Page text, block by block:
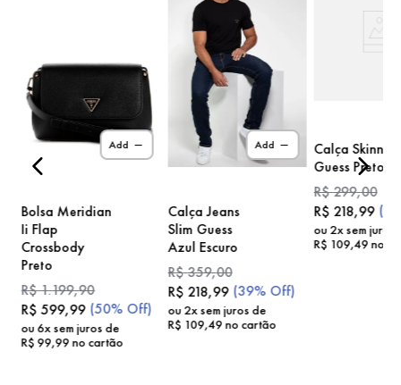
Add
Bolsa Meridian
Ii Flap
Crossbody
Preto
R$1.199,90
R$ 599,99 (50% Off)
ou 6x sem juros de
R$ 99,99no cartão
Add
Calça Jeans
Slim Guess
Azul Escuro
R$359,00
R$ 218,99 (39% Off)
ou2x sem juros de
R$ 109,49no cartão
Calça Skinny
Guess Preto
R$299,00
R$ 218,99 (
ou 2x sem juros
R$ 109,49no